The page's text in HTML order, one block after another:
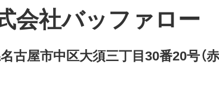
会社バッファロー
古屋市中区大須三丁目30番20号（